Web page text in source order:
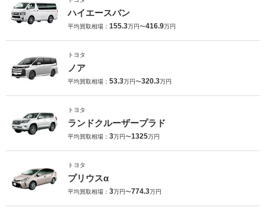
ハイエースバン
平均買取相場： 155.3万円〜416.9万円
トヨタ
ノア
平均買取相場： 53.3万円〜320.3万円
トヨタ
ランドクルーザープラド
平均買取相場： 3万円〜1325万円
トヨタ
プリウスα
平均買取相場： 3万円〜774.3万円